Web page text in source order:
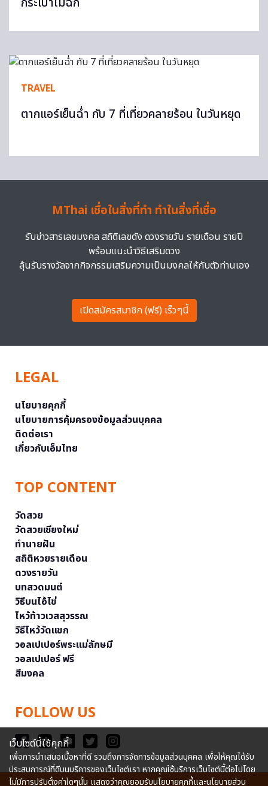
TRAVEL
ตากแอร์เย็นฉ่ำ กับ 7 ที่เที่ยวคลายร้อน ในวันหยุด
MThai เชื่อในสิ่งที่ทำ ทำในสิ่งที่เชื่อ
รับข่าวสารเลขมงคล สถิติเลขดัง ดวงรายวัน รายเดือน รายปี
พร้อมแนะนำวิธีเสริมดวง
ลุ้นรับรางวัลจากกิจกรรมเสริมความเป็นมงคลให้กับตัวท่านเอง
เปิดสมัครสมาชิก (ฟรี) เร็วๆนี้
LEGAL
นโยบายคุกกี้
นโยบายการคุ้มครองข้อมูลส่วนบุคคล
ติดต่อเรา
เกี่ยวกับเอ็มไทย
TOP CONTENT
วัดสวย
วัดสวยเชียงใหม่
ทำนายฝัน
สถิติหวยรายเดือน
ดวงรายวัน
บทสวดมนต์
วิธีบนไอ้ไข่
ไหว้ท้าวเวสสุวรรณ
วิธีไหว้วัดแขก
วอลเปเปอร์พระแม่ลักษมี
วอลเปเปอร์ ฟรี
สีมงคล
FOLLOW US
เว็บไซต์นี้ใช้คุกกี้
เพื่อการนำเสนอเนื้อหาที่ดี รวมถึงการจัดการข้อมูลส่วนบุคคล เพื่อให้คุณได้รับ
ประสบการณ์ที่ดีบนบริการของเว็บไซต์เรา หากคุณใช้บริการเว็บไซต์นี้ต่อไปโดย
ไม่มีการปรับตั้งค่าใดๆนั้น แสดงว่าคุณยอมรับนโยบายคุกกี้และนโยบายส่วน